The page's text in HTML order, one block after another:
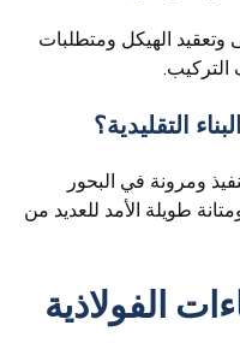
وتعقيد الهيكل ومتطلبات
التركيب.
التقليدية؟
ومرونة في البحور
طويلة الأمد للعديد من
الفولاذية